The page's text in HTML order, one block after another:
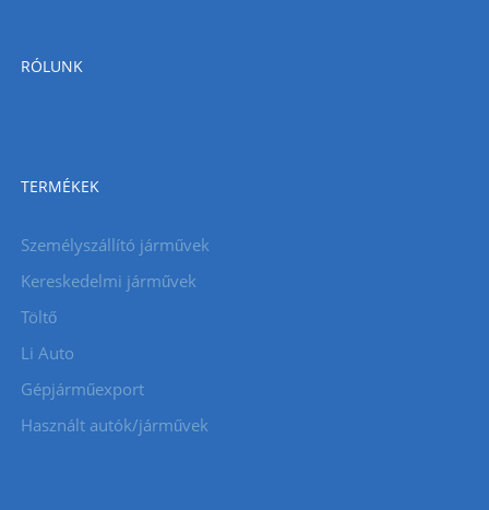
RÓLUNK
TERMÉKEK
Személyszállító járművek
Kereskedelmi járművek
Töltő
Li Auto
Gépjárműexport
Használt autók/járművek